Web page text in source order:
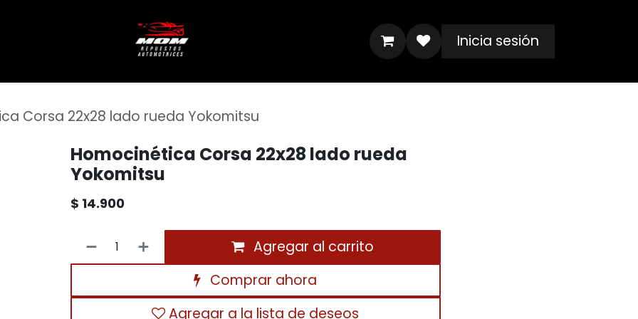
Inicia sesión
Corsa 22x28 lado rueda Yokomitsu
Homocinética Corsa 22x28 lado rueda
Yokomitsu
$ 14.900
Agregar al carrito
Comprar ahora
Agregar a la lista de deseos